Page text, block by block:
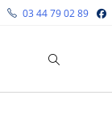
03 44 79 02 89
Toggle